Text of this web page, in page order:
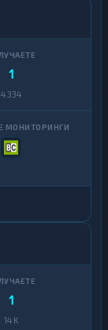
1
4 334
1
14 K